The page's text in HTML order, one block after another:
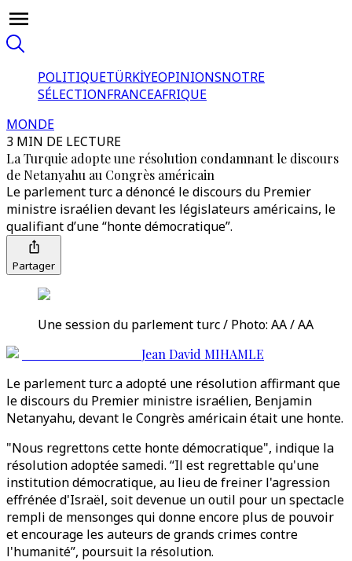
POLITIQUETÜRKİYEOPINIONSNOTRE
SÉLECTIONFRANCEAFRIQUE
MONDE
3 MIN DE LECTURE
La Turquie adopte une résolution condamnant le discours
de Netanyahu au Congrès américain
Le parlement turc a dénoncé le discours du Premier
ministre israélien devant les législateurs américains, le
qualifiant d’une “honte démocratique”.
Partager
Une session du parlement turc / Photo: AA / AA
Jean David MIHAMLE
Le parlement turc a adopté une résolution affirmant que
le discours du Premier ministre israélien, Benjamin
Netanyahu, devant le Congrès américain était une honte.
"Nous regrettons cette honte démocratique", indique la
résolution adoptée samedi. “Il est regrettable qu'une
institution démocratique, au lieu de freiner l'agression
effrénée d'Israël, soit devenue un outil pour un spectacle
rempli de mensonges qui donne encore plus de pouvoir
et encourage les auteurs de grands crimes contre
l'humanité”, poursuit la résolution.